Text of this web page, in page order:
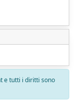
e tutti i diritti sono